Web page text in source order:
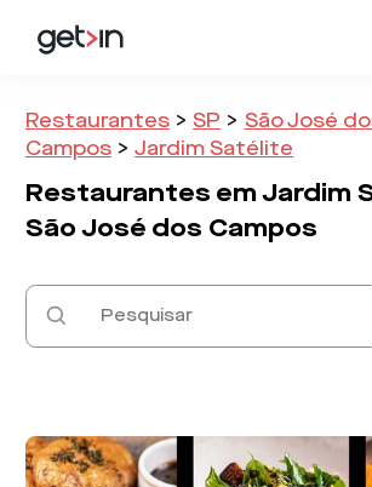
Restaurantes > SP > São José
Campos > Jardim Satélite
Restaurantes emJardim
São José dos Campos